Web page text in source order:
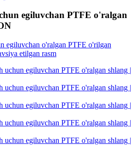
egiluvchan PTFE o'ralgan